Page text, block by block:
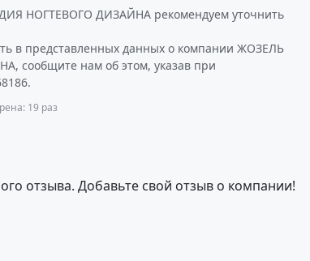
НОГТЕВОГО ДИЗАЙНА рекомендуем уточнить
в представленных данных о компании ЖОЗЕЛЬ
сообщите нам об этом, указав при
19 раз
отзыва. Добавьте свой отзыв о компании!